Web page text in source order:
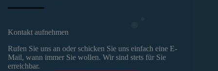
Kontakt aufnehmen
Rufen Sie uns an oder schicken Sie uns einfach eine E-
Mail, wann immer Sie wollen. Wir sind stets für Sie
erreichbar.